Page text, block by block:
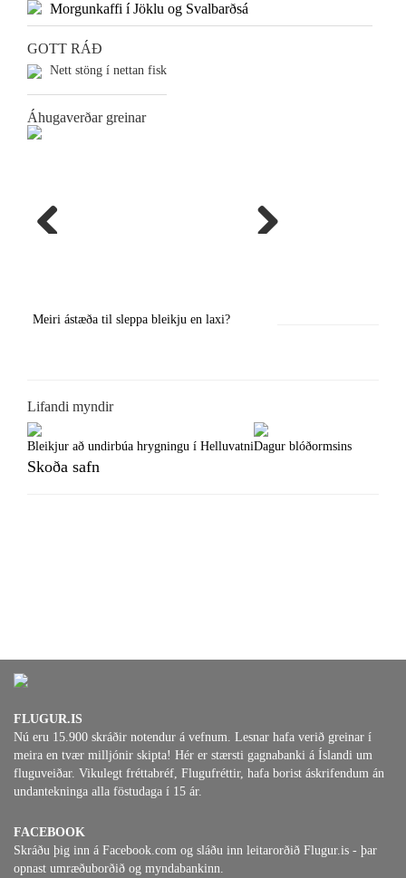
Morgunkaffi í Jöklu og Svalbarðsá
GOTT RÁÐ
Nett stöng í nettan fisk
Áhugaverðar greinar
Meiri ástæða til sleppa bleikju en laxi?
Lifandi myndir
Bleikjur að undirbúa hrygningu í HelluvatniDagur blóðormsins
Skoða safn
FLUGUR.IS
Nú eru 15.900 skráðir notendur á vefnum. Lesnar hafa verið greinar í
meira en tvær milljónir skipta! Hér er stærsti gagnabanki á Íslandi um
fluguveiðar. Vikulegt fréttabréf, Flugufréttir, hafa borist áskrifendum án
undantekninga alla föstudaga í 15 ár.
FACEBOOK
Skráðu þig inn á Facebook.com og sláðu inn leitarorðið Flugur.is - þar
opnast umræðuborðið og myndabankinn.